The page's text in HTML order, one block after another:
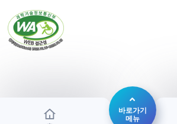
바로가기
메뉴